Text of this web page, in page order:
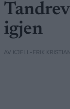
igjen
AV KJELL-ERIK